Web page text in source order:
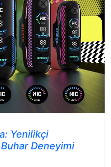
Yenilikçi
Deneyimi